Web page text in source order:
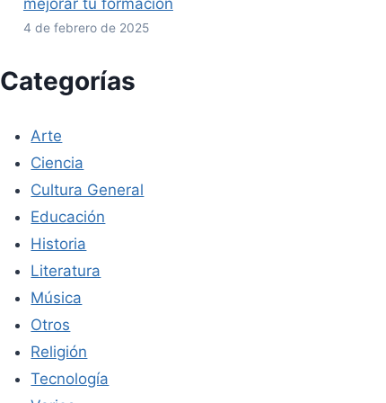
mejorar tu formación
4 de febrero de 2025
Categorías
Arte
Ciencia
Cultura General
Educación
Historia
Literatura
Música
Otros
Religión
Tecnología